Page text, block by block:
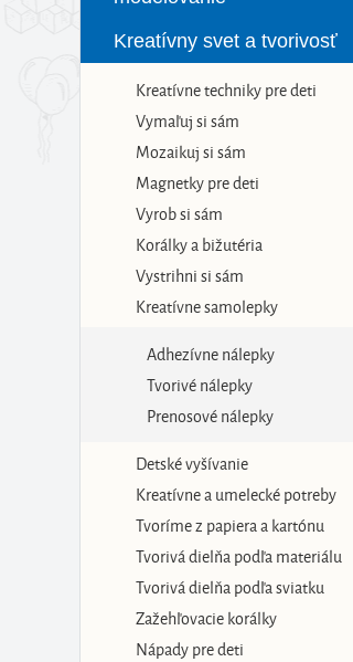
Kreatívny svet a tvorivosť
Kreatívne techniky pre deti
Vymaľuj si sám
Mozaikuj si sám
Magnetky pre deti
Vyrob si sám
Korálky a bižutéria
Vystrihni si sám
Kreatívne samolepky
Adhezívne nálepky
Tvorivé nálepky
Prenosové nálepky
Detské vyšívanie
Kreatívne a umelecké potreby
Tvoríme z papiera a kartónu
Tvorivá dielňa podľa materiálu
Tvorivá dielňa podľa sviatku
Zažehľovacie korálky
Nápady pre deti